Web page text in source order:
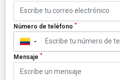
Número de teléfono *
▼
Mensaje *